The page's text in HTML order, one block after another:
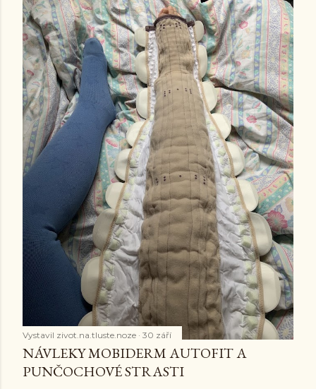
Vystavil zivot.na.tluste.noze 30 září
NÁVLEKY MOBIDERM AUTOFIT A
PUNČOCHOVÉ STRASTI